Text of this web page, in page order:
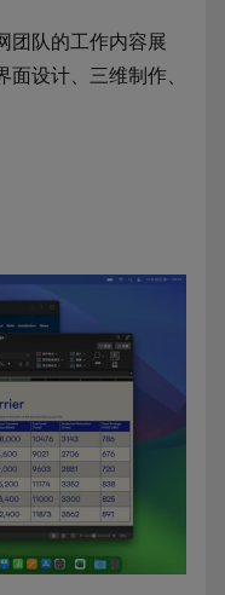
团队的工作内容展
设计、三维制作、